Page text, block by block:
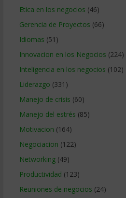
Etica en los negocios (46)
Gerencia de Proyectos (66)
Idiomas (51)
Innovacion en los Negocios (224)
Inteligencia en los negocios (102)
Liderazgo (331)
Manejo de crisis (60)
Manejo del estrés (85)
Motivacion (164)
Negociacion (122)
Networking(49)
Productividad (123)
Reuniones de negocios (24)